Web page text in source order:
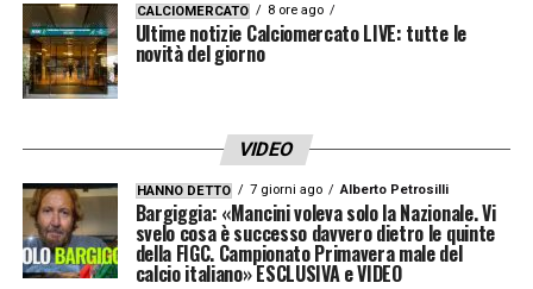
conferma a Londra rappresenta l’occasione
di consolidare il proprio ruolo da
una stagione di rilancio.
LA PLAYLIST DELLE NOSTRE TOP NEWS
CALCIOMERCATO 8 ore ago
Ultime notizie Calciomercato LIVE: tutte le
novità del giorno
VIDEO
HANNO DETTO 7 giorni ago Alberto Petrosilli
Bargiggia: «Mancini voleva solo la Nazionale. Vi
svelo cosa è successo davvero dietro le quinte
della FIGC. Campionato Primavera male del
calcio italiano» ESCLUSIVA e VIDEO